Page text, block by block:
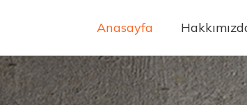
Anasayfa